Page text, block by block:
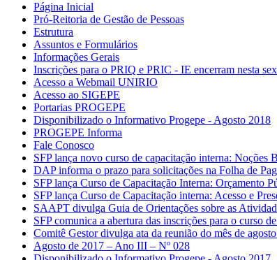
Página Inicial
Pró-Reitoria de Gestão de Pessoas
Estrutura
Assuntos e Formulários
Informações Gerais
Inscrições para o PRIQ e PRIC - IE encerram nesta
Acesso a Webmail UNIRIO
Acesso ao SIGEPE
Portarias PROGEPE
Disponibilizado o Informativo Progepe - Agosto 2018
PROGEPE Informa
Fale Conosco
SFP lança novo curso de capacitação interna: Noções
DAP informa o prazo para solicitações na Folha de
SFP lança Curso de Capacitação Interna: Orçamento
SFP lança Curso de Capacitação interna: Acesso e
SAAPT divulga Guia de Orientações sobre as
SFP comunica a abertura das inscrições para o curso
Comitê Gestor divulga ata da reunião do mês de
Agosto de 2017 – Ano III – Nº 028